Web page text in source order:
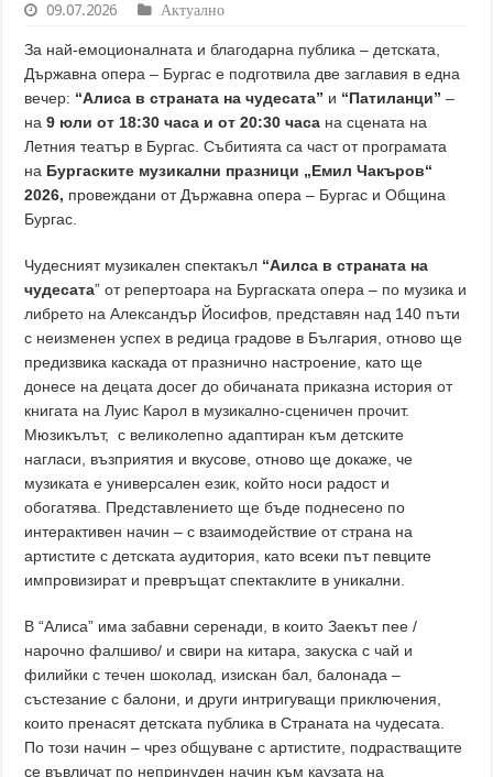
09.07.2026 Актуално
За най‐емоционалната и благодарна публика – детската,
Държавна опера – Бургас е подготвила две заглавия в една
вечер: “Алиса в страната на чудесата” и “Патиланци” –
на9 юли от 18:30 часа и от 20:30 часа на сцената на
Летния театър в Бургас. Събитията са част от програмата
на Бургаските музикални празници „Емил Чакъров“
2026, провеждани от Държавна опера – Бургас и Община
Бургас.
Чудесният музикален спектакъл “Аилса в страната на
чудесата” от репертоара на Бургаската опера – по музика и
либрето на Александър Йосифов, представян над 140 пъти
с неизменен успех в редица градове в България, отново ще
предизвика каскада от празнично настроение, като ще
донесе на децата досег до обичаната приказна история от
книгата на Луис Карол в музикално‐сценичен прочит.
Мюзикълът, с великолепно адаптиран към детските
нагласи, възприятия и вкусове, отново ще докаже, че
музиката е универсален език, който носи радост и
обогатява. Представлението ще бъде поднесено по
интерактивен начин – с взаимодействие от страна на
артистите с детската аудитория, като всеки път певците
импровизират и превръщат спектаклите в уникални.
В “Алиса” има забавни серенади, в които Заекът пее /
нарочно фалшиво/ и свири на китара, закуска с чай и
филийки с течен шоколад, изискан бал, балонада –
състезание с балони, и други интригуващи приключения,
които пренасят детската публика в Страната на чудесата.
По този начин – чрез общуване с артистите, подрастващите
се въвличат по непринуден начин към каузата на